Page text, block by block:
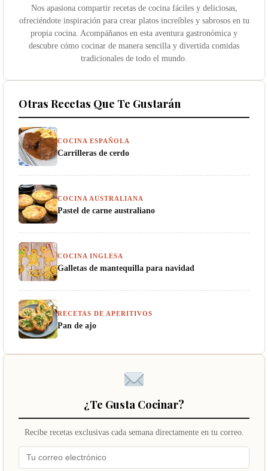
Nos apasiona compartir recetas de cocina fáciles y deliciosas,
ofreciéndote inspiración para crear platos increíbles y sabrosos en tu
propia cocina. Acompáñanos en esta aventura gastronómica y
descubre cómo cocinar de manera sencilla y divertida comidas
tradicionales de todo el mundo.
Otras Recetas Que Te Gustarán
COCINA ESPAÑOLA
Carrilleras de cerdo
COCINA AUSTRALIANA
Pastel de carne australiano
COCINA INGLESA
Galletas de mantequilla para navidad
RECETAS DE APERITIVOS
Pan de ajo
¿Te Gusta Cocinar?
Recibe recetas exclusivas cada semana directamente en tu correo.